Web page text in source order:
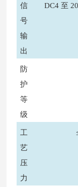
信
号
输
出
DC4 至
防
护
等
级
工
艺
压
力